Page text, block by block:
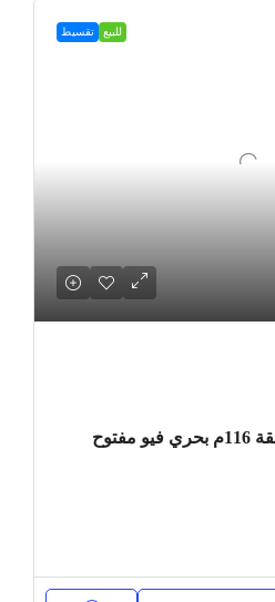
للبيع تقسيط
للبيع في B14 مدينتي شقة 116م بحري فيو مفتوح